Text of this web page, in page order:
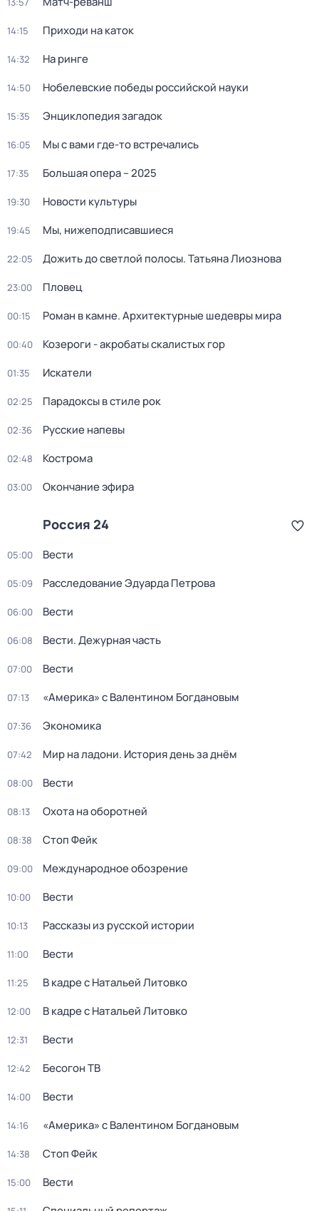
14:15 Приходи на каток
14:32 На ринге
14:50 Нобелевские победы российской науки
15:35 Энциклопедия загадок
16:05 Мы с вами где-то встречались
17:35 Большая опера – 2025
19:30 Новости культуры
19:45 Мы, нижеподписавшиеся
22:05 Дожить до светлой полосы. Татьяна Лиознова
23:00 Пловец
00:15 Роман в камне. Архитектурные шедевры мира
00:40 Козероги - акробаты скалистых гор
01:35 Искатели
02:25 Парадоксы в стиле рок
02:36 Русские напевы
02:48 Кострома
03:00 Окончание эфира
Россия 24
05:00 Вести
05:09 Расследование Эдуарда Петрова
06:00 Вести
06:08 Вести. Дежурная часть
07:00 Вести
07:13 «Америка» с Валентином Богдановым
07:36 Экономика
07:42 Мир на ладони. История день за днём
08:00 Вести
08:13 Охота на оборотней
08:38 Стоп Фейк
09:00 Международное обозрение
10:00 Вести
10:13 Рассказы из русской истории
11:00 Вести
11:25 В кадре с Натальей Литовко
12:00 В кадре с Натальей Литовко
12:31 Вести
12:42 Бесогон ТВ
14:00 Вести
14:16 «Америка» с Валентином Богдановым
14:38 Стоп Фейк
15:00 Вести